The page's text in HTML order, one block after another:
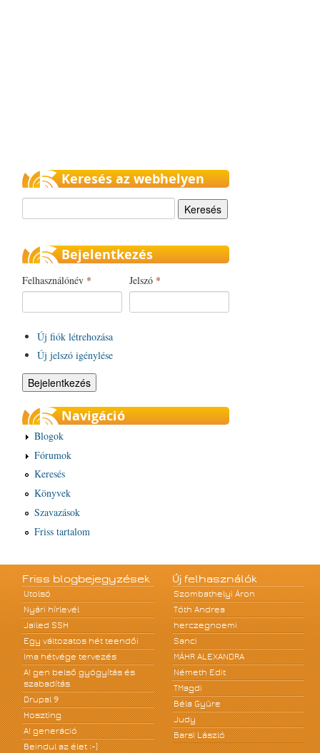
Keresés az webhelyen
Bejelentkezés
Felhasználónév * Jelszó *
Új fiók létrehozása
Új jelszó igénylése
Navigáció
Blogok
Fórumok
Keresés
Könyvek
Szavazások
Friss tartalom
Friss blogbejegyzések
Utolsó
Nyári hírlevél
Jailed SSH
Egy változatos hét teendői
Ima hétvége tervezés
A! gen belső gyógyítás és
szabadítás
Drupal 9
Hoszting
A! generáció
Beindul az élet :-)
Új felhasználók
Szombathelyi Áron
Tóth Andrea
herczegnoemi
Sanci
MÁHR ALEXANDRA
Németh Edit
TMagdi
Béla Gyüre
Judy
Barsi László